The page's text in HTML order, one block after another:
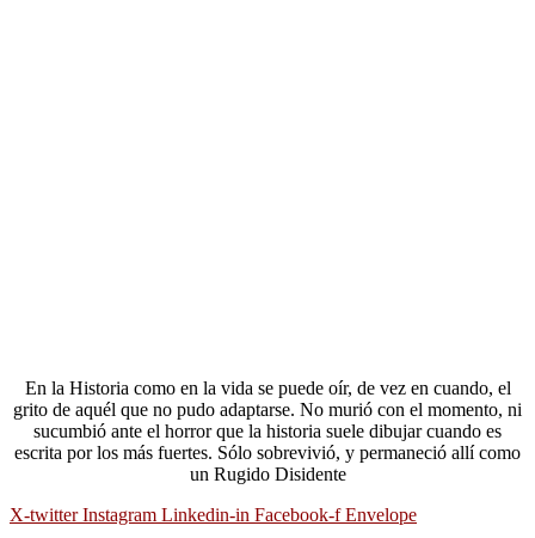
En la Historia como en la vida se puede oír, de vez en cuando, el
grito de aquél que no pudo adaptarse. No murió con el momento, ni
sucumbió ante el horror que la historia suele dibujar cuando es
escrita por los más fuertes. Sólo sobrevivió, y permaneció allí como
un Rugido Disidente
X-twitter Instagram Linkedin-in Facebook-f Envelope